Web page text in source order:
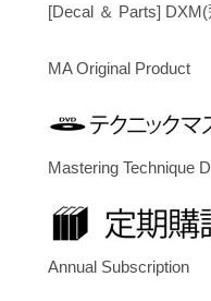
[Decal ＆ Parts]
MA Original Product
Mastering Technique
Annual Subscription